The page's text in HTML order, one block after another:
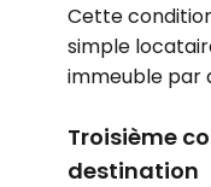
Cette
simple
immeuble par
Troisième
destination